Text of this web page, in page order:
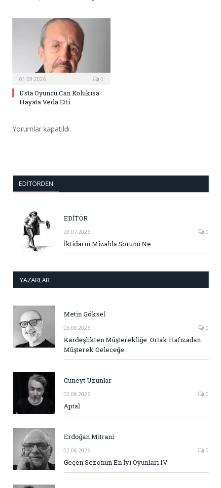
01.08.2026 0
Usta Oyuncu Can Kolukısa
Hayata Veda Etti
Yorumlar kapatıldı.
EDITÖRDEN
EDİTÖR
28.07.2026 0
İktidarın Mizahla Sorunu Ne
YAZARLAR
Metin Göksel
03.08.2026 0
Kardeşlikten Müşterekliğe: Ortak Hafızadan
Müşterek Geleceğe
Cüneyt Uzunlar
02.08.2026 0
Aptal
Erdoğan Mitrani
02.08.2026 0
Geçen Sezonun En İyi Oyunları IV